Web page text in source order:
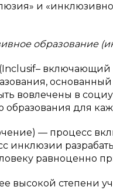
и
образование
вовлечены в
образования для
— процесс
инклюзии
равноценно
высокой степени